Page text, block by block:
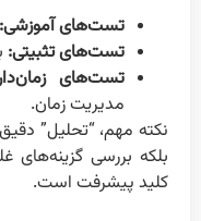
تست‌های آموزشی:
تست‌های تثبیتی:
تست‌های
مدیریت زمان.
نکته مهم، “تحلیل”
بلکه بررسی
کلید پیشرفت است.